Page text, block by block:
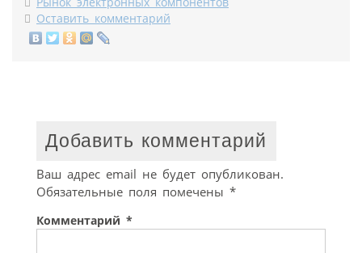
Оставить комментарий
Добавить комментарий
Ваш адрес email не будет опубликован.
Обязательные поля помечены *
Комментарий *